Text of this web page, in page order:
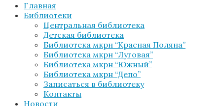
Главная
Библиотеки
Центральная библиотека
Детская библиотека
Библиотека мкрн “Красная Поляна”
Библиотека мкрн “Луговая”
Библиотека мкрн “Южный”
Библиотека мкрн “Депо”
Записаться в библиотеку
Контакты
Новости